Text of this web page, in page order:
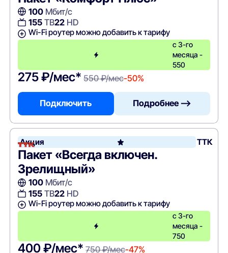
100Мбит/с
155ТВ22HD
Wi-Fi роутер можно добавить к тарифу
с 3-го
месяца -
550
275 ₽/мес* 550 ₽/мес-50%
Подключить Подробнее —>
Акция ТТК
Пакет «Всегда включен.
Зрелищный»
100Мбит/с
155ТВ22HD
Wi-Fi роутер можно добавить к тарифу
с 3-го
месяца -
750
400 ₽/мес* 750 ₽/мес-47%